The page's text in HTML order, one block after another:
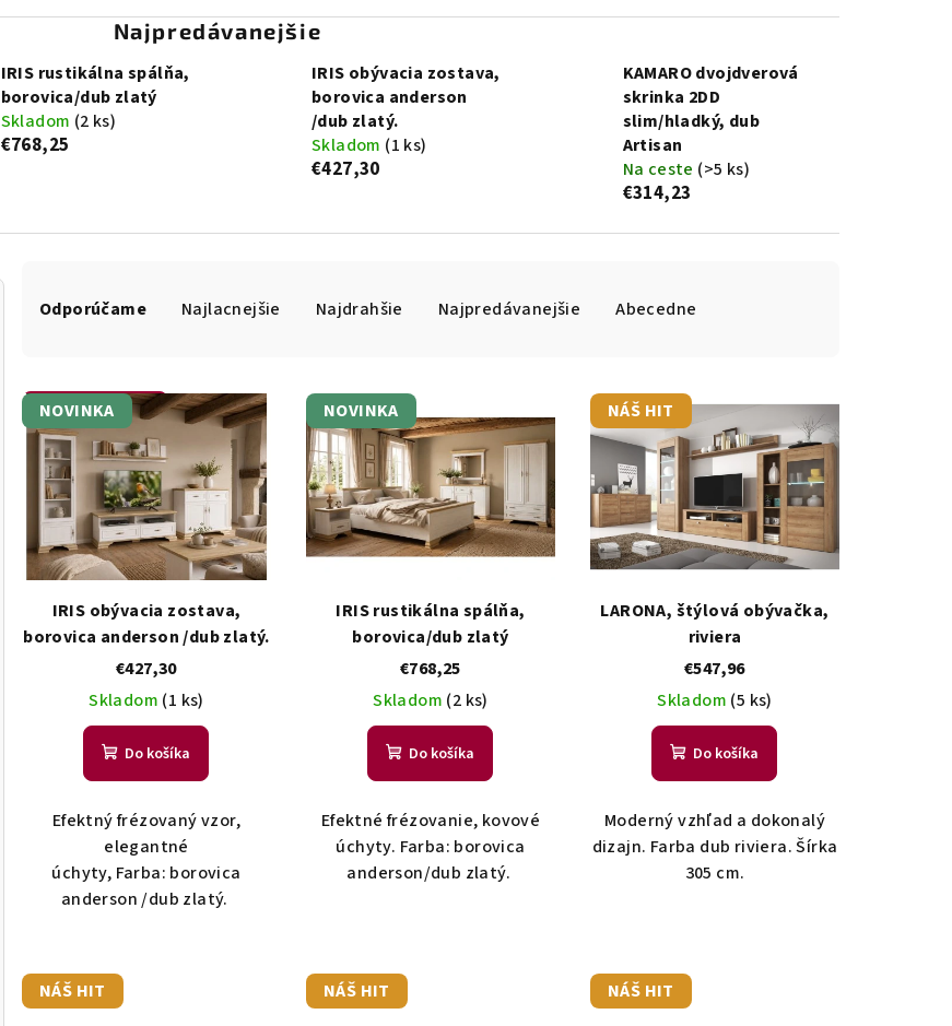
Najpredávanejšie
IRIS rustikálna spálňa,
borovica/dub zlatý
Skladom (2 ks)
€768,25
IRIS obývacia zostava,
borovica anderson
/dub zlatý.
Skladom (1 ks)
€427,30
KAMARO dvojdverová
skrinka 2DD
slim/hladký, dub
Artisan
Na ceste (>5 ks)
€314,23
i
e
u
k
o
Odporúčame Najlacnejšie Najdrahšie Najpredávanejšie Abecedne
Otvoriť filter
V
ý
p
r
u
NOVINKA
IRIS obývacia zostava,
borovica anderson /dub zlatý.
€427,30
Skladom (1 ks)
Do košíka
Efektný frézovaný vzor,
elegantné
úchyty, Farba: borovica
anderson /dub zlatý.
NOVINKA
IRIS rustikálna spálňa,
borovica/dub zlatý
€768,25
Skladom (2 ks)
Do košíka
Efektné frézovanie, kovové
úchyty. Farba: borovica
anderson/dub zlatý.
NÁŠ HIT
LARONA, štýlová obývačka,
riviera
€547,96
Skladom (5 ks)
Do košíka
Moderný vzhľad a dokonalý
dizajn. Farba dub riviera. Šírka
305 cm.
NÁŠ HIT NÁŠ HIT NÁŠ HIT